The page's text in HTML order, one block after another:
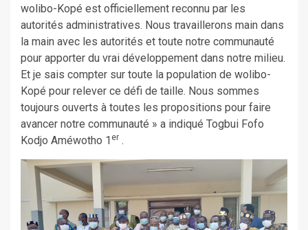
wolibo-Kopé est officiellement reconnu par les
autorités administratives. Nous travaillerons main dans
la main avec les autorités et toute notre communauté
pour apporter du vrai développement dans notre milieu.
Et je sais compter sur toute la population de wolibo-
Kopé pour relever ce défi de taille. Nous sommes
toujours ouverts à toutes les propositions pour faire
avancer notre communauté » a indiqué Togbui Fofo
Kodjo Améwotho 1 er .